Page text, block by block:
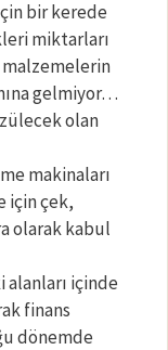
bir kerede
miktarları
gelmiyor…
olan
makinaları
için çek,
olarak kabul
içinde
finans
dönemde